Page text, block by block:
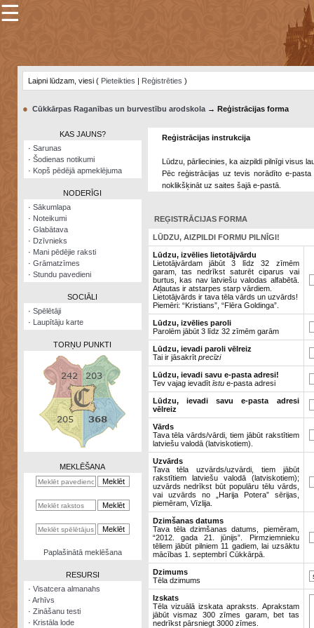
×
Šodienas
notikumi
Visatcera
almanahs
Arhīvs
Zināšanu
kalkulators
Nomētātās
☰
Laipni lūdzam, viesi ( Pieteikties | Reģistrēties )
● Cūkkārpas Raganības un burvestību arodskola→ Reģistrācijas forma
KAS JAUNS?
· Sarunas
· Šodienas notikumi
· Kopš pēdējā apmeklējuma
NODERĪGI
· Sākumlapa
· Noteikumi
· Glabātava
· Dzīvnieks
· Mani pēdējie raksti
· Grāmatzīmes
· Stundu pavedieni
SOCIĀLI
· Spēlētāji
· Laupītāju karte
TORŅU PUNKTI
MEKLĒŠANA
Paplašinātā meklēšana
RESURSI
· Visatcera almanahs
· Arhīvs
· Zināšanu testi
· Kristāla lode
Reģistrācijas instrukcija
Lūdzu, pārliecinies, ka aizpildi pilnīgi visus
Pēc reģistrācijas uz tevis norādīto e-
noklikšķināt uz saites šajā e-pastā.
REĢISTRĀCIJAS FORMA
LŪDZU, AIZPILDI FORMU PILNĪGI!
Lūdzu, izvēlies lietotājvārdu
Lietotājvārdam jābūt 3 līdz 32 zīmēm
garam, tas nedrīkst saturēt ciparus vai
burtus, kas nav latviešu valodas alfabētā.
Atļautas ir atstarpes starp vārdiem.
Lietotājvārds ir tava tēla vārds un uzvārds!
Piemēri: “Kristians”, “Flēra Goldinga”.
Lūdzu, izvēlies paroli
Parolēm jābūt 3 līdz 32 zīmēm garām
Lūdzu, ievadi paroli vēlreiz
Tai ir jāsakrīt precīzi
Lūdzu, ievadi savu e-pasta adresi!
Tev vajag ievadīt īstue-pasta adresi
Lūdzu, ievadi savu e-pasta adresi
vēlreiz
Vārds
Tava tēla vārds/vārdi, tiem jābūt rakstītiem
latviešu valodā (latviskotiem).
Uzvārds
Tava tēla uzvārds/uzvārdi, tiem jābūt
rakstītiem latviešu valodā (latviskotiem);
uzvārds nedrīkst būt populāru tēlu vārds,
vai uzvārds no „Harija Potera” sērijas,
piemēram, Vīzlija.
Dzimšanas datums
Tava tēla dzimšanas datums, piemēram,
“2012. gada 21. jūnijs”. Pirmziemnieku
tēliem jābūt pilniem 11 gadiem, lai uzsāktu
mācības 1. septembrī Cūkkārpā.
Dzimums
Tēla dzimums
Izskats
Tēla vizuālā izskata apraksts. Aprakstam
jābūt vismaz 300 zīmes garam, bet tas
nedrīkst pārsniegt 3000 zīmes.